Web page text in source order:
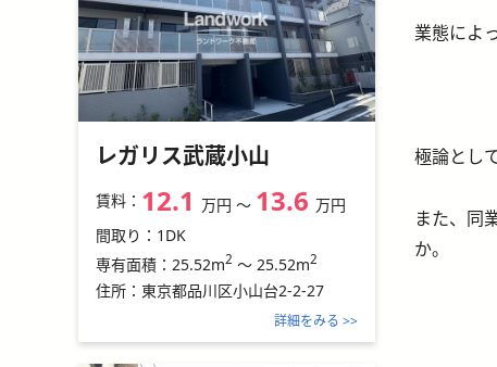
業態によ
極論とし
また、同
か。
レガリス武蔵小山
賃料： 12.1 万円 〜 13.6 万円
間取り： 1DK
専有面積： 25.52m2 ～ 25.52m2
住所： 東京都品川区小山台2-2-27
詳細をみる >>